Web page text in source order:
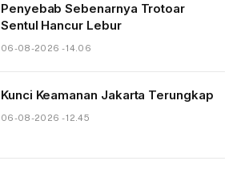
Penyebab Sebenarnya Trotoar
Sentul Hancur Lebur
06-08-2026 - 14.06
Kunci Keamanan Jakarta Terungkap
06-08-2026 - 12.45